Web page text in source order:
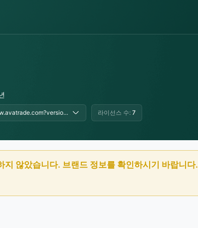
https://www.avatrade.com?versionId=10301&tag=206585, https://www.avatrade.com/?tag=fxeye_oversea 라이선스 수: 7
않았습니다. 브랜드 정보를 확인하시기 바랍니다.